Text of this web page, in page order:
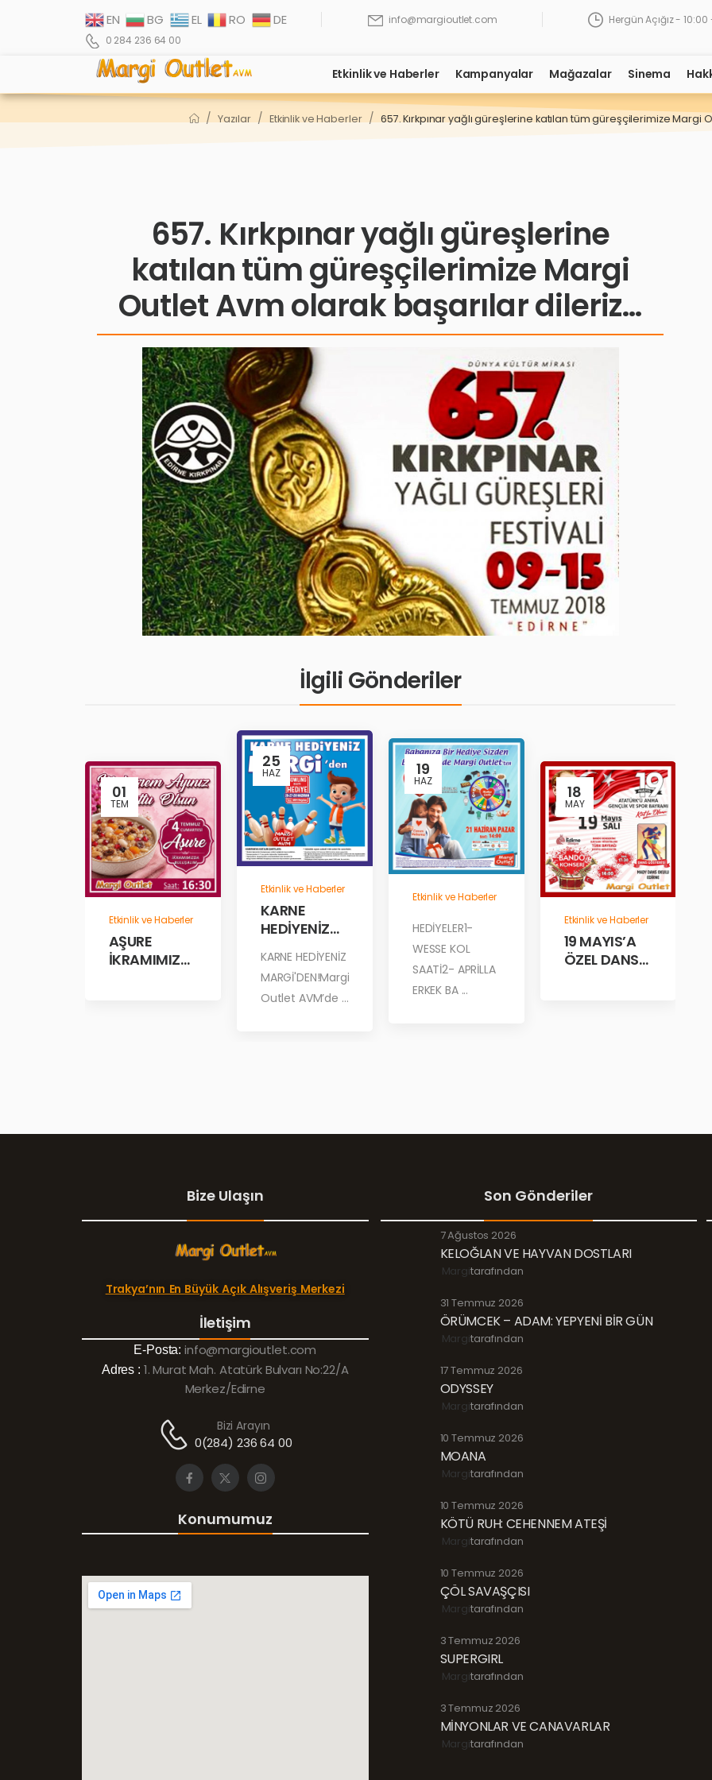
EN BG EL RO DE info@margioutlet.com
Hergün Açığız -
0 284 236 64 00
Etkinlik ve Haberler Kampanyalar Mağazalar Sinema
/ Yazılar / Etkinlik ve Haberler / 657. Kırkpınar yağlı güreşlerine katılan tüm güreşçilerimize Margi
657. Kırkpınar yağlı güreşlerine
katılan tüm güreşçilerimize Margi
Outlet Avm olarak başarılar dileriz…
İlgili Gönderiler
01
TEM
Etkinlik ve Haberler
AŞURE
İKRAMIMIZD
25
HAZ
Etkinlik ve Haberler
KARNE
HEDİYENİZ
MARGİ’DEN!
KARNE HEDİYENİZ
MARGİ'DEN!Margi
Outlet AVM’de ...
19
HAZ
Etkinlik ve Haberler
HEDİYELER1-
WESSE KOL
SAATİ2- APRİLLA
ERKEK BA ...
18
MAY
Etkinlik ve Haberler
19 MAYIS’A
ÖZEL DANS
Bize Ulaşın
Trakya’nın En Büyük Açık Alışveriş Merkezi
İletişim
E-Posta: info@margioutlet.com
Adres : 1. Murat Mah. Atatürk Bulvarı No:22/A
Merkez/Edirne
Bizi Arayın
0(284) 236 64 00
Konumumuz
Son Gönderiler
7 Ağustos 2026
KELOĞLAN VE HAYVAN DOSTLARI
Margitarafından
31 Temmuz 2026
ÖRÜMCEK – ADAM: YEPYENİ BİR GÜN
Margitarafından
17 Temmuz 2026
ODYSSEY
Margitarafından
10 Temmuz 2026
MOANA
Margitarafından
10 Temmuz 2026
KÖTÜ RUH: CEHENNEM ATEŞİ
Margitarafından
10 Temmuz 2026
ÇÖL SAVAŞÇISI
Margitarafından
3 Temmuz 2026
SUPERGIRL
Margitarafından
3 Temmuz 2026
MİNYONLAR VE CANAVARLAR
Margitarafından